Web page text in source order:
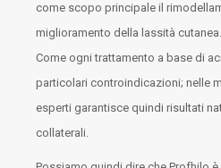
come scopo principale il
miglioramento della lassità cutanea.
Come ogni trattamento a base di
particolari controindicazioni; nelle
esperti garantisce quindi risultati
collaterali.